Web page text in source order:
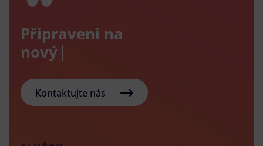
Připraveni na
nový e-sho
Kontaktujte nás